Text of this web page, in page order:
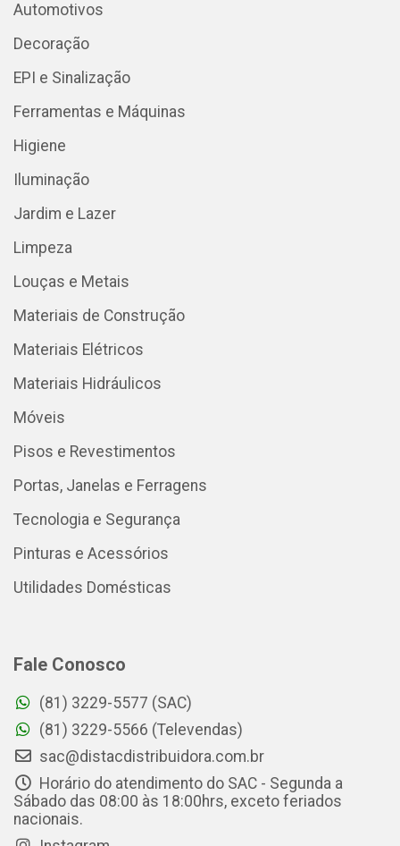
Automotivos
Decoração
EPI e Sinalização
Ferramentas e Máquinas
Higiene
Iluminação
Jardim e Lazer
Limpeza
Louças e Metais
Materiais de Construção
Materiais Elétricos
Materiais Hidráulicos
Móveis
Pisos e Revestimentos
Portas, Janelas e Ferragens
Tecnologia e Segurança
Pinturas e Acessórios
Utilidades Domésticas
Fale Conosco
(81) 3229-5577 (SAC)
(81) 3229-5566 (Televendas)
sac@distacdistribuidora.com.br
Horário do atendimento do SAC - Segunda a
Sábado das 08:00 às 18:00hrs, exceto feriados
nacionais.